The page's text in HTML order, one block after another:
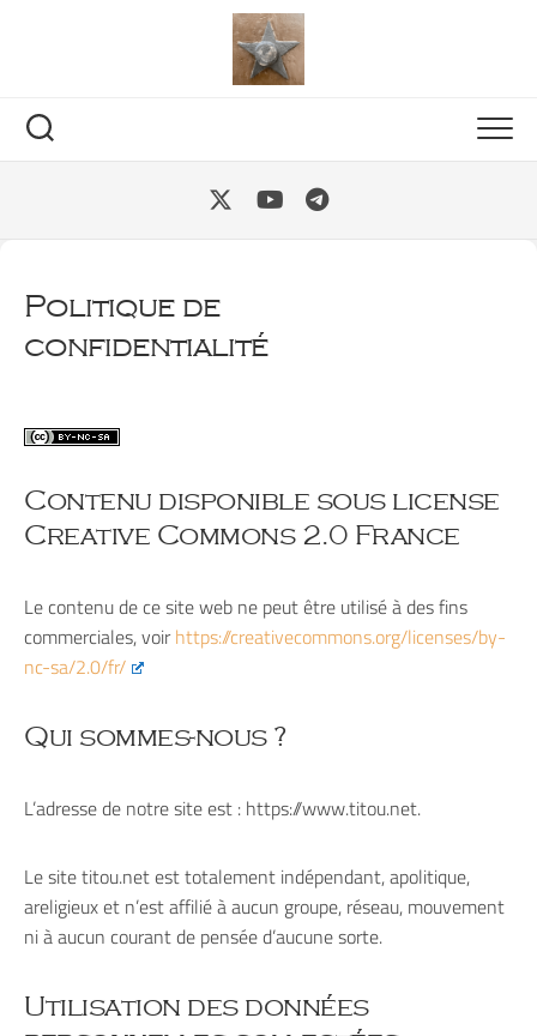
Politique de
confidentialité
Contenu disponible sous license
Creative Commons 2.0 France
Le contenu de ce site web ne peut être utilisé à des fins
commerciales, voirhttps://creativecommons.org/licenses/by-
nc-sa/2.0/fr/
Qui sommes-nous ?
L’adresse de notre site est : https://www.titou.net.
Le site titou.net est totalement indépendant, apolitique,
areligieux et n’est affilié à aucun groupe, réseau, mouvement
ni à aucun courant de pensée d’aucune sorte.
Utilisation des données